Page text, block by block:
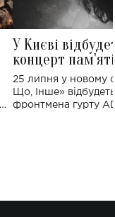
У Києві
концерт
Клименка:
виконають
25 липня у новому
Що, Інше»
фронтмена гурту